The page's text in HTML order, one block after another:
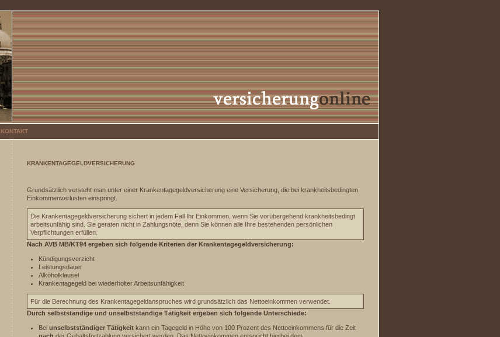
KONTAKT
KRANKENTAGEGELDVERSICHERUNG
Grundsätzlich versteht man unter einer Krankentagegeldversicherung eine Versicherung, die bei krankheitsbedingten
Einkommenverlusten einspringt.
Die Krankentagegeldversicherung sichert in jedem Fall Ihr Einkommen, wenn Sie vorübergehend krankheitsbedingt
arbeitsunfähig sind. Sie geraten nicht in Zahlungsnöte, denn Sie können alle Ihre bestehenden persönlichen
Verpflichtungen erfüllen.
Nach AVB MB/KT94 ergeben sich folgende Kriterien der Krankentagegeldversicherung:
Kündigungsverzicht
Leistungsdauer
Alkoholklausel
Krankentagegeld bei wiederholter Arbeitsunfähigkeit
Für die Berechnung des Krankentagegeldanspruches wird grundsätzlich das Nettoeinkommen verwendet.
Durch selbstständige und unselbstständige Tätigkeit ergeben sich folgende Unterschiede:
Bei unselbstständiger Tätigkeit kann ein Tagegeld in Höhe von 100 Prozent des Nettoeinkommens für die Zeit